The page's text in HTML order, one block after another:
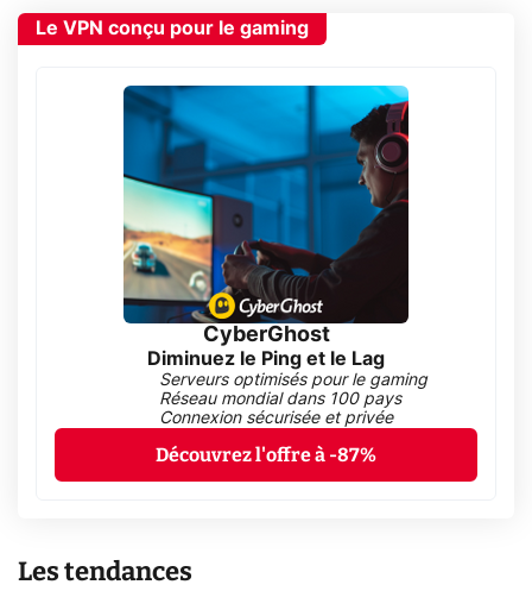
Le VPN conçu pour le gaming
CyberGhost
Diminuez le Ping et le Lag
Serveurs optimisés pour le gaming
Réseau mondial dans 100 pays
Connexion sécurisée et privée
Découvrez l'offre à -87%
Les tendances